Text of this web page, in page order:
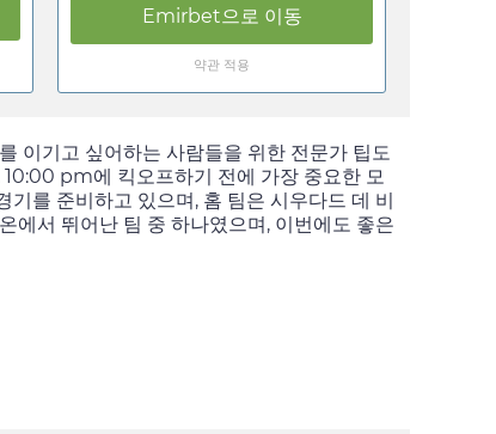
Emirbet으로 이동
약관 적용
이기고 싶어하는 사람들을 위한 전문가 팁도
10:00 pm에 킥오프하기 전에 가장 중요한 모
기를 준비하고 있으며, 홈 팀은 시우다드 데 비
에서 뛰어난 팀 중 하나였으며, 이번에도 좋은